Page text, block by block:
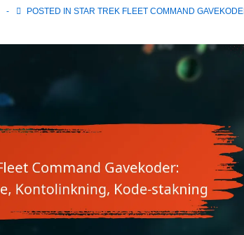
POSTED IN STAR TREK FLEET COMMAND